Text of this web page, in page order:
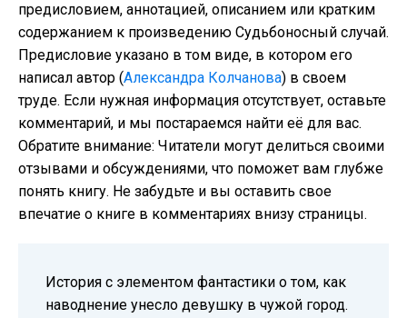
предисловием, аннотацией, описанием или кратким
содержанием к произведению Судьбоносный случай.
Предисловие указано в том виде, в котором его
написал автор (Александра Колчанова) в своем
труде. Если нужная информация отсутствует, оставьте
комментарий, и мы постараемся найти её для вас.
Обратите внимание: Читатели могут делиться своими
отзывами и обсуждениями, что поможет вам глубже
понять книгу. Не забудьте и вы оставить свое
впечатие о книге в комментариях внизу страницы.
История с элементом фантастики о том, как
наводнение унесло девушку в чужой город.